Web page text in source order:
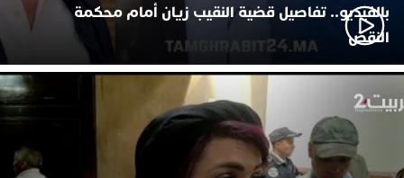
بالفيديو.. تفاصيل قضية النقيب زيان أمام محكمة
النقض